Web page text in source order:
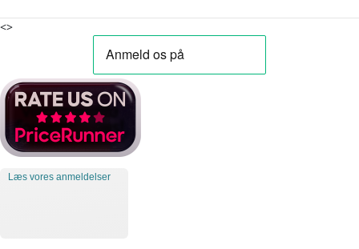
<>
Læs vores anmeldelser